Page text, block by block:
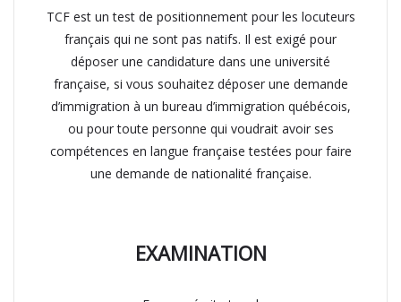
TCF est un test de positionnement pour les locuteurs
français qui ne sont pas natifs. Il est exigé pour
déposer une candidature dans une université
française, si vous souhaitez déposer une demande
d’immigration à un bureau d’immigration québécois,
ou pour toute personne qui voudrait avoir ses
compétences en langue française testées pour faire
une demande de nationalité française.
EXAMINATION